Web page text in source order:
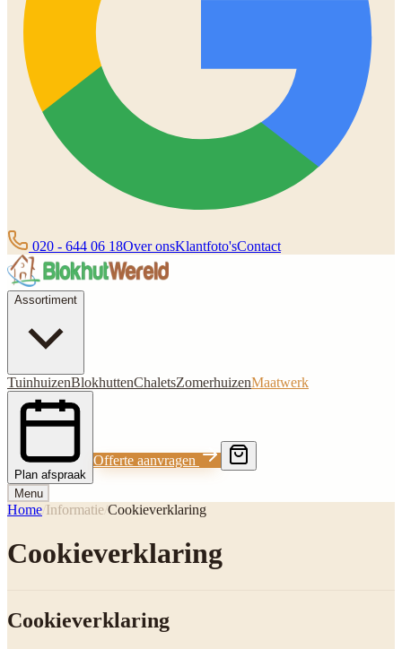
020 - 644 06 18Over onsKlantfoto'sContact
Assortiment
TuinhuizenBlokhuttenChaletsZomerhuizenMaatwerk
Plan afspraak
Offerte aanvragen
Menu
Home Informatie Cookieverklaring
Cookieverklaring
Cookieverklaring